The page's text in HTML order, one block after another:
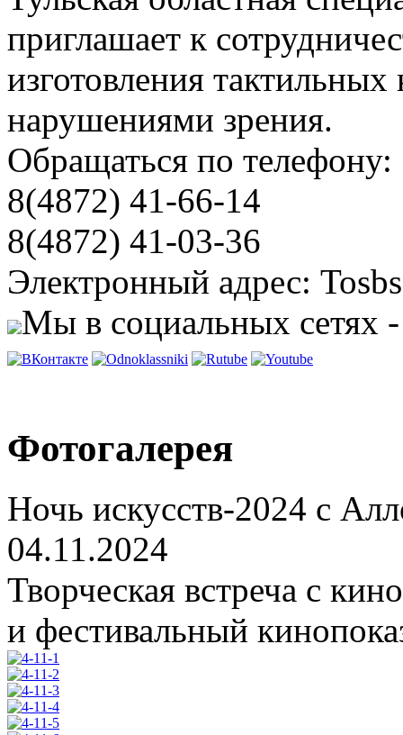
приглашает к
изготовления
нарушениями зрения.
Обращаться по телефону:
8(4872) 41-66-14
8(4872) 41-03-36
Электронный адрес:
Мы в социальных сетях
Фотогалерея
Ночь искусств-2024 с
04.11.2024
Творческая встреча с
и фестивальный